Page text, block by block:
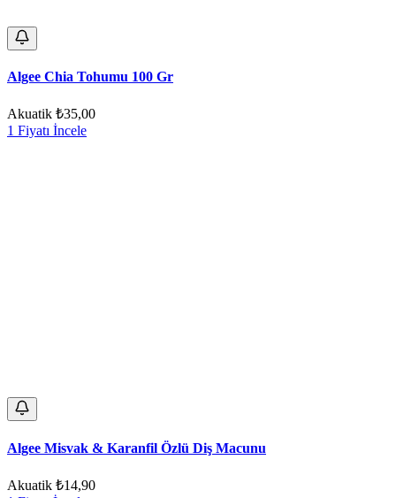
Algee Chia Tohumu 100 Gr
Akuatik ₺35,00
1 Fiyatı İncele
Algee Misvak & Karanfil Özlü Diş Macunu
Akuatik ₺14,90